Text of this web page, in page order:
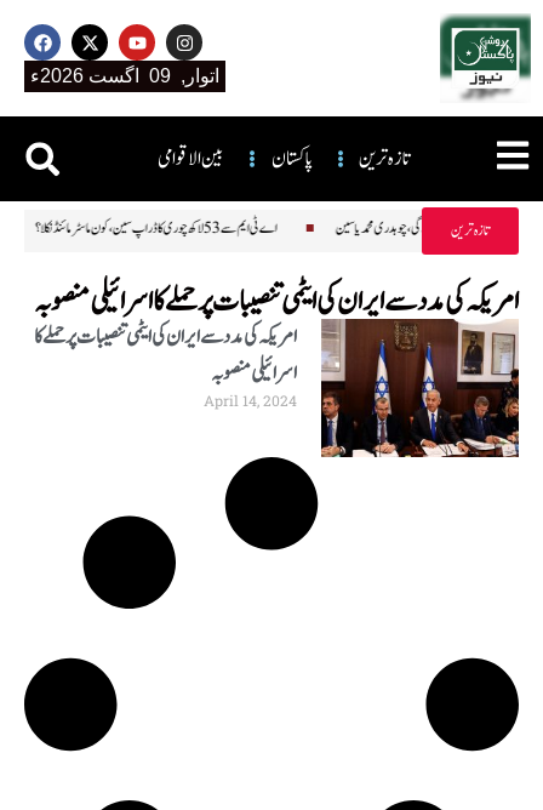
اتوار, 09 اگست 2026ء
بین الاقوامی پاکستان تازہ ترین
تازہ ترین اے ٹی ایم سے 53 لاکھ چوری کا ڈراپ سین، کون ماسٹر مائنڈ نکلا؟ آزاد کشمیر کو تباہی کے سوا کچھ نہیں دے گی، چوہدری محمد یاسین
امریکہ کی مدد سے ایران کی ایٹمی تنصیبات پر حملے کا اسرائیلی منصوبہ
امریکہ کی مدد سے ایران کی ایٹمی تنصیبات پر حملے کا
اسرائیلی منصوبہ
April 14, 2024